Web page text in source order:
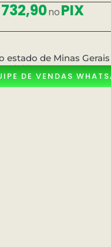
noPIX
estado de Minas
pelo
DE VENDAS